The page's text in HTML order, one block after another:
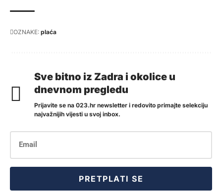
OZNAKE: plaća
Sve bitno iz Zadra i okolice u
dnevnom pregledu
Prijavite se na 023.hr newsletter i redovito primajte selekciju
najvažnijih vijesti u svoj inbox.
PRETPLATI SE